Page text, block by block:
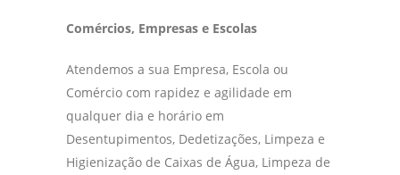
Comércios, Empresas e Escolas
Atendemos a sua Empresa, Escola ou
Comércio com rapidez e agilidade em
qualquer dia e horário em
Desentupimentos, Dedetizações, Limpeza e
Higienização de Caixas de Água, Limpeza de